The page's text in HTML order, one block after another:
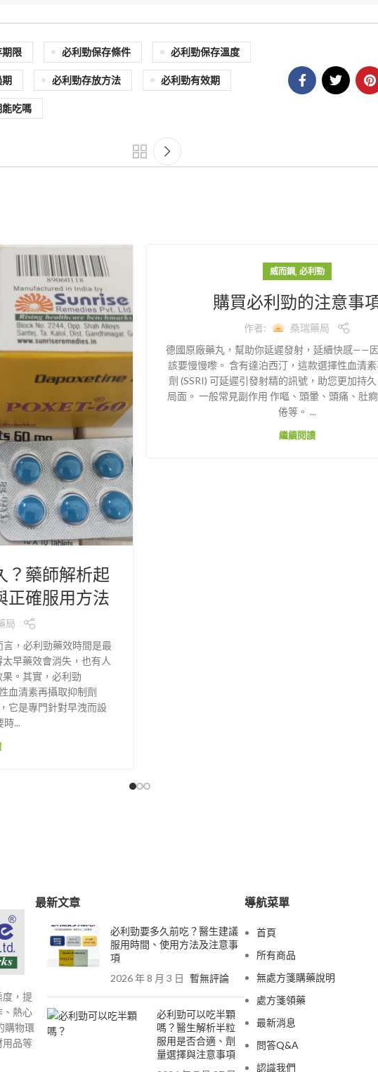
限 必利勁保存條件 必利勁保存溫度
期 必利勁存放方法 必利勁有效期
吃嗎
？藥師解析起
正確服用方法
局
，必利勁藥效時間是最
早藥效會消失，也有人
。其實，必利勁
血清素再攝取抑制劑
它是專門針對早洩而設
時...
威而鋼, 必利勁
購買必利勁的注意事
作者:
桑瑞藥局
德國原廠藥丸，幫助你延遲發射，延續快感——
該要慢慢嚟。 含有達泊西汀，這款選擇性血清
劑 (SSRI) 可延遲引發射精的訊號，助您更加持
局面。 一般常見副作用 作嘔、頭暈、頭痛、肚
倦等。 ...
繼續閱讀
，提
、熱心
購物環
用品等
最新文章
必利勁要多久前吃？醫生建議
服用時間、使用方法及注意事
項
2026 年 8 月 3 日 暫無評論
必利勁可以吃半顆
嗎？醫生解析半粒
服用是否合適、劑
量選擇與注意事項
導航菜單
首頁
所有商品
無處方箋購藥說明
處方箋領藥
最新消息
問答Q&A
認識我們